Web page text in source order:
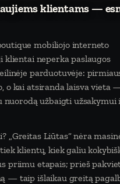
klientams —
mobiliojo interneto
klientai neperka paslaugos
parduotuvėje:
o kai atsiranda laisva vieta
nuorodą užbaigti užsakymui
„Greitas Liūtas“ nėra
klientų, kiek galiu
priimu etapais; prieš
— taip išlaikau greitą